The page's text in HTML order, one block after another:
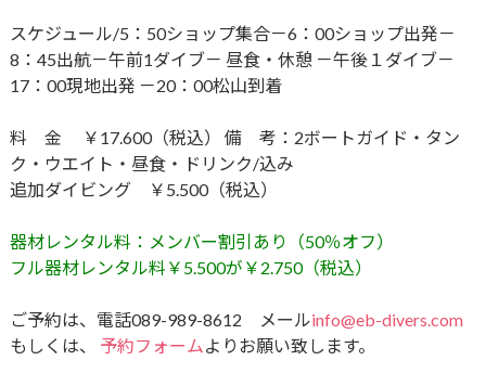
スケジュール/5：50ショップ集合－6：00ショップ出発－
8：​45出航－午前1ダイブ－ 昼食・休憩 －午後１ダイブ－​
17：00現地出発 －20：00松山到着
料 金 ￥17.600（税込） 備 考：2ボートガイド・タン
ク・ウエイト・昼食・ドリンク​/込み
追加ダイビング ￥5.500（税込）
器材レンタル料：メンバー割引あり（50％オフ）
フル器材レンタル料￥5.500が￥2.750（税込）
ご予約は、電話089-989-8612 メールinfo@eb-divers.com
もしくは、 予約フォームよりお願い致します。